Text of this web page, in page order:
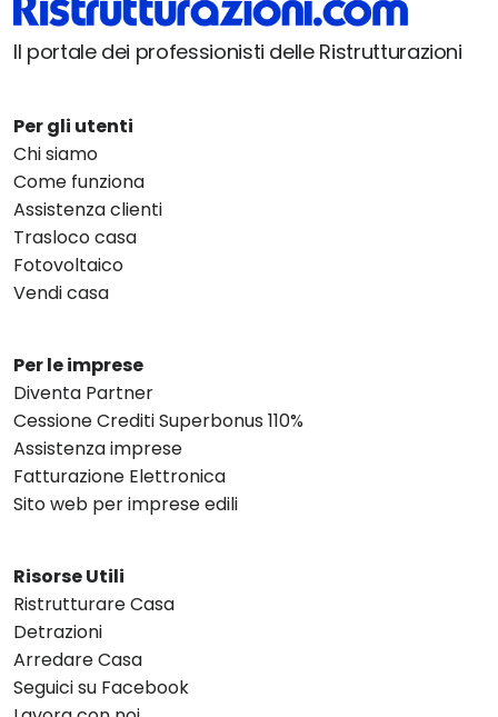
Il portale dei professionisti delle Ristrutturazioni
Per gli utenti
Chi siamo
Come funziona
Assistenza clienti
Trasloco casa
Fotovoltaico
Vendi casa
Per le imprese
Diventa Partner
Cessione Crediti Superbonus 110%
Assistenza imprese
Fatturazione Elettronica
Sito web per imprese edili
Risorse Utili
Ristrutturare Casa
Detrazioni
Arredare Casa
Seguici su Facebook